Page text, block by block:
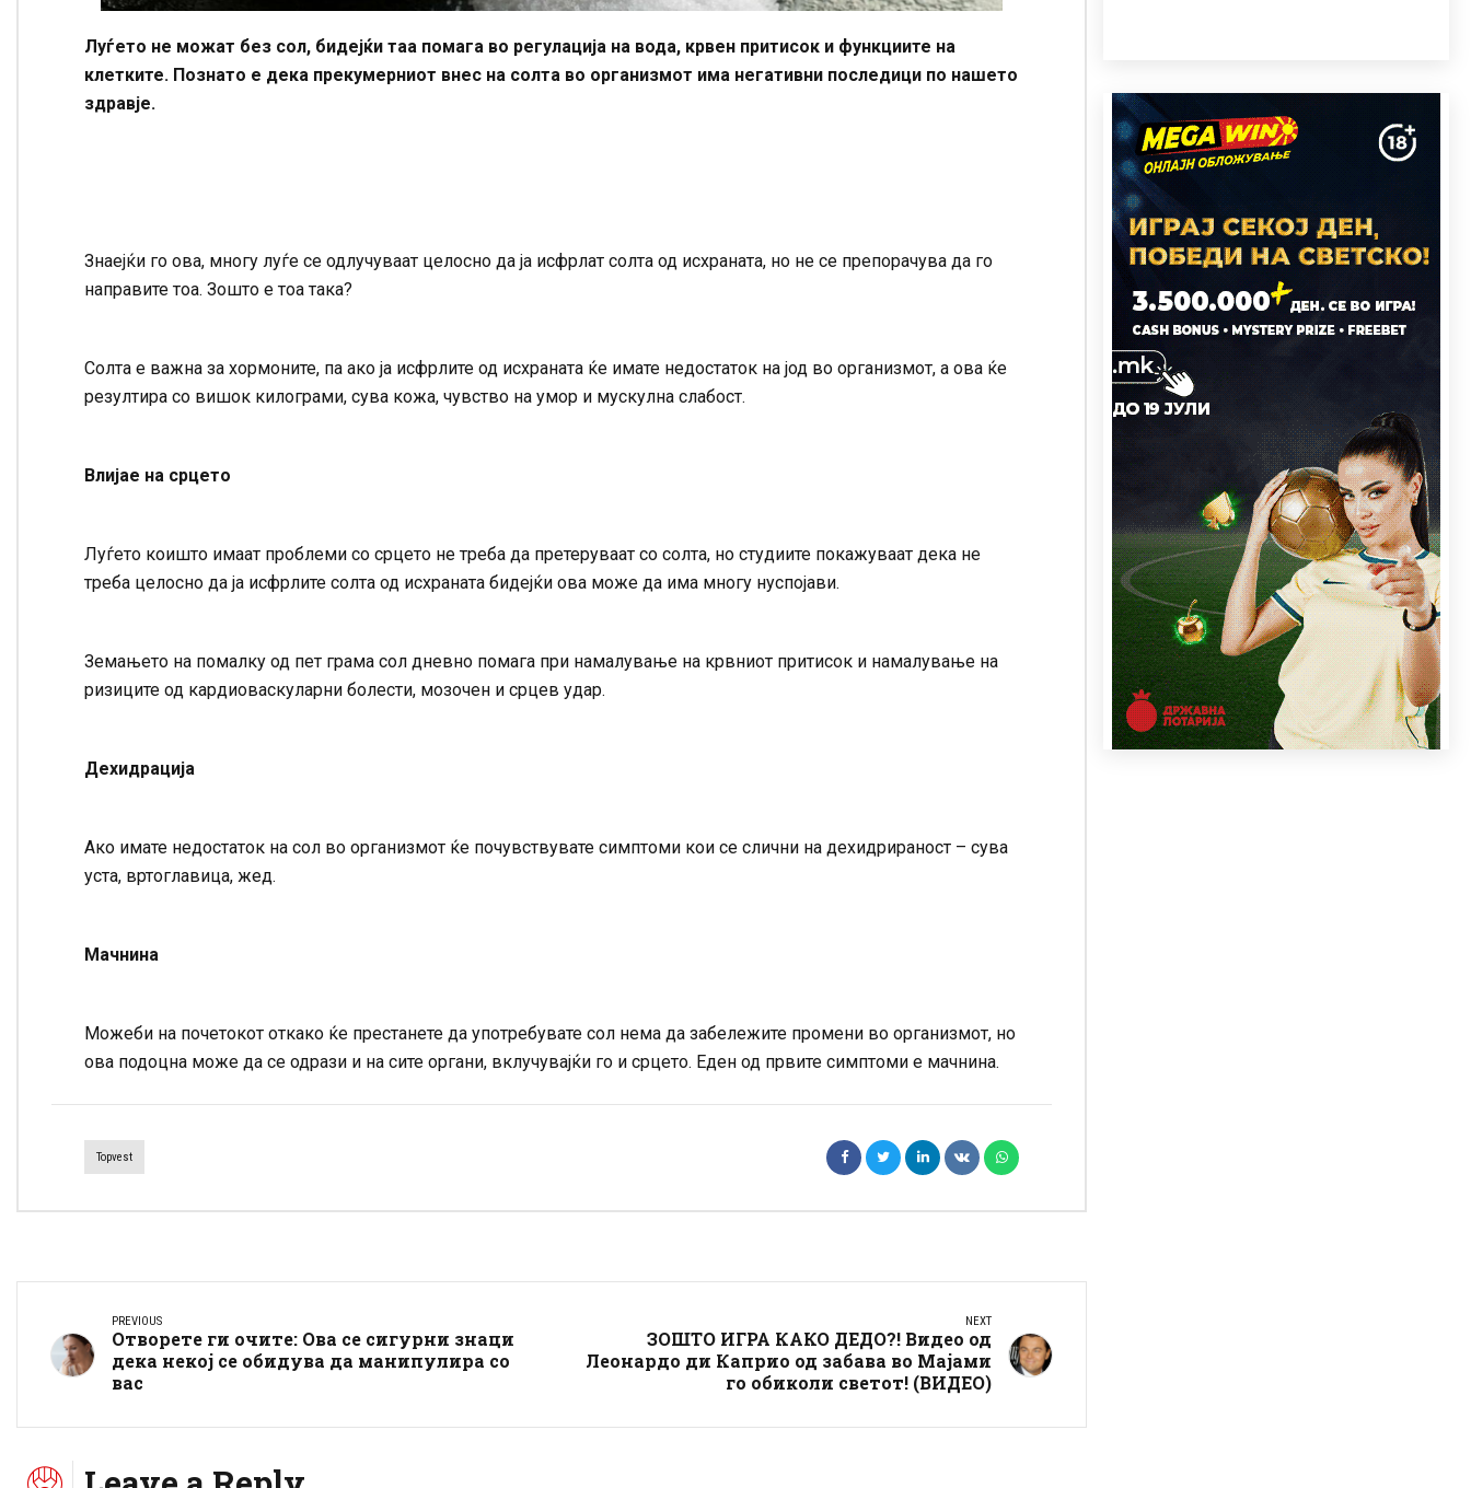
Луѓето не можат без сол, бидејќи таа помага во регулација на вода, крвен притисок и функциите на
клетките. Познато е дека прекумерниот внес на солта во организмот има негативни последици по нашето
здравје.
Знаејќи го ова, многу луѓе се одлучуваат целосно да ја исфрлат солта од исхраната, но не се препорачува да го
направите тоа. Зошто е тоа така?
Солта е важна за хормоните, па ако ја исфрлите од исхраната ќе имате недостаток на јод во организмот, а ова ќе
резултира со вишок килограми, сува кожа, чувство на умор и мускулна слабост.
Влијае на срцето
Луѓето коишто имаат проблеми со срцето не треба да претеруваат со солта, но студиите покажуваат дека не
треба целосно да ја исфрлите солта од исхраната бидејќи ова може да има многу нуспојави.
Земањето на помалку од пет грама сол дневно помага при намалување на крвниот притисок и намалување на
ризиците од кардиоваскуларни болести, мозочен и срцев удар.
Дехидрација
Ако имате недостаток на сол во организмот ќе почувствувате симптоми кои се слични на дехидрираност – сува
уста, вртоглавица, жед.
Мачнина
Можеби на почетокот откако ќе престанете да употребувате сол нема да забележите промени во организмот, но
ова подоцна може да се одрази и на сите органи, вклучувајќи го и срцето. Еден од првите симптоми е мачнина.
Topvest
PREVIOUS
Отворете ги очите: Ова се сигурни знаци
дека некој се обидува да манипулира со
вас
NEXT
ЗОШТО ИГРА КАКО ДЕДО?! Видео од
Леонардо ди Каприо од забава во Мајами
го обиколи светот! (ВИДЕО)